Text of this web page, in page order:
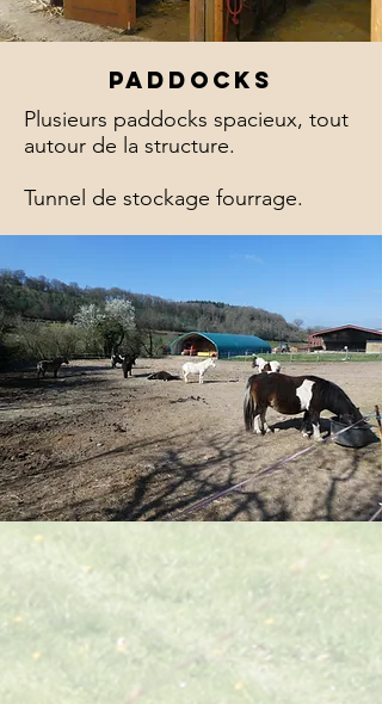
paddocks
Plusieurs paddocks spacieux, tout
autour de la structure.
Tunnel de stockage fourrage.